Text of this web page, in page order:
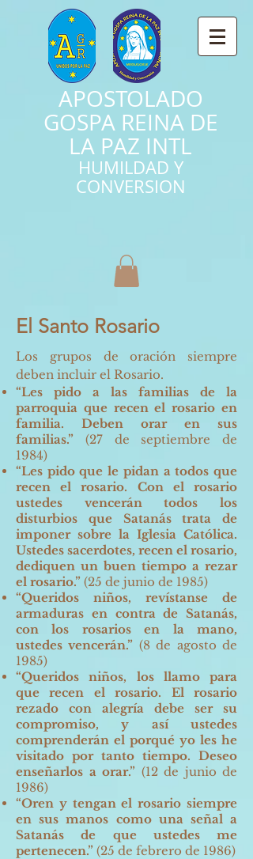
APOSTOLADO
GOSPA REINA DE
LA PAZ INTL
HUMILDAD Y
CONVERSION
El Santo Rosario
Los grupos de oración siempre
deben incluir el Rosario.
“Les pido a las familias de la
parroquia que recen el rosario en
familia. Deben orar en sus
familias.” (27 de septiembre de
1984)
“Les pido que le pidan a todos que
recen el rosario. Con el rosario
ustedes vencerán todos los
disturbios que Satanás trata de
imponer sobre la Iglesia Católica.
Ustedes sacerdotes, recen el rosario,
dediquen un buen tiempo a rezar
el rosario.” (25 de junio de 1985)
“Queridos niños, revístanse de
armaduras en contra de Satanás,
con los rosarios en la mano,
ustedes vencerán.” (8 de agosto de
1985)
“Queridos niños, los llamo para
que recen el rosario. El rosario
rezado con alegría debe ser su
compromiso, y así ustedes
comprenderán el porqué yo les he
visitado por tanto tiempo. Deseo
enseñarlos a orar.” (12 de junio de
1986)
“Oren y tengan el rosario siempre
en sus manos como una señal a
Satanás de que ustedes me
pertenecen.” (25 de febrero de 1986)